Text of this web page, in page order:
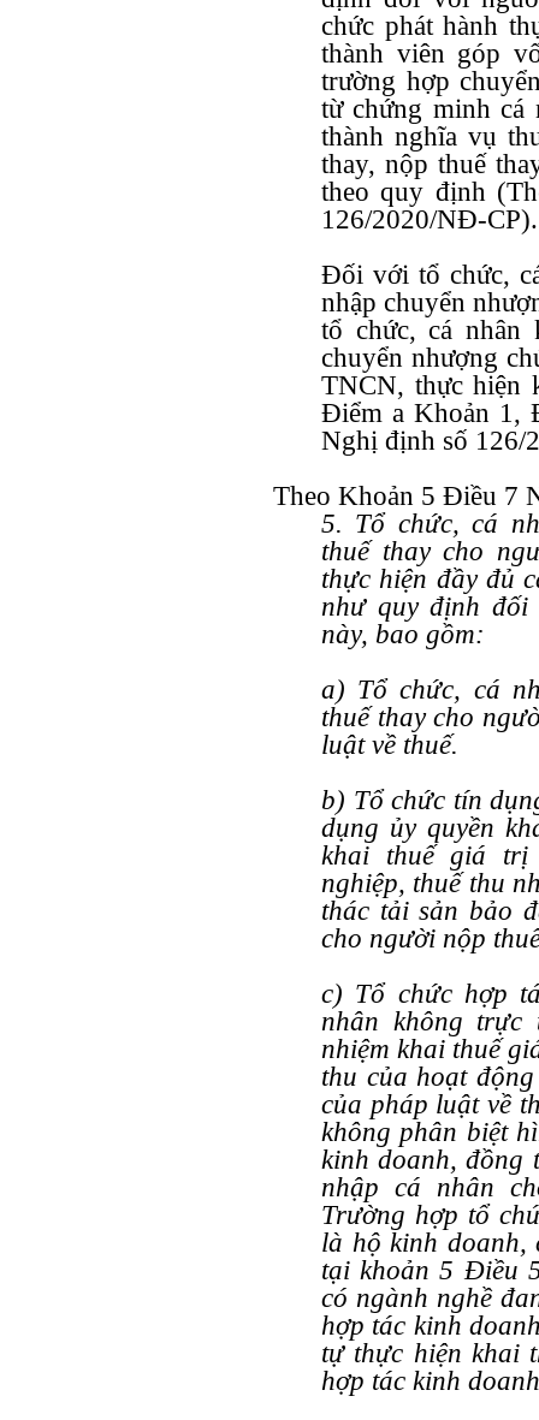
chức phát hành
thành viên góp
trường hợp
từ chứng minh cá
thành nghĩa vụ
thay, nộp thuế
theo quy định
126/2020/NĐ-CP).
Đối với tổ chức,
nhập chuyển
tổ chức, cá nhân
chuyển nhượng
TNCN, thực hiện
Điểm a Khoản 1,
Nghị định số 126/
Theo Khoản 5 Điều 7
5. Tổ chức, cá
thuế thay cho
thực hiện đầy đủ
như quy định
này, bao gồm:
a) Tổ chức, cá
thuế thay cho
luật về thuế.
b) Tổ chức tín
dụng ủy quyền
khai thuế giá trị
nghiệp, thuế thu
thác tải sản bảo
cho người nộp
c) Tổ chức hợp
nhân không trực
nhiệm khai thuế
thu của hoạt
của pháp luật về
không phân biệt
kinh doanh, đồng
nhập cá nhân
Trường hợp tổ
là hộ kinh doanh,
tại khoản 5 Điều
có ngành nghề
hợp tác kinh
tự thực hiện khai
hợp tác kinh